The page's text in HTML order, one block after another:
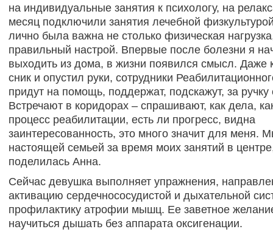
на индивидуальные занятия к психологу, на
месяц подключили занятия лечебной
лично была важна не столько физическая
правильный настрой. Впервые после болезни я
выходить из дома, в жизни появился смысл. Даже
сник и опустил руки, сотрудники
придут на помощь, поддержат, подскажут, за ручку
Встречают в коридорах – спрашивают, как дела,
процесс реабилитации, есть ли прогресс, видна
заинтересованность, это много значит для меня.
настоящей семьей за время моих занятий в
поделилась Анна.
Сейчас девушка выполняет упражнения,
активацию сердечнососудистой и дыхательной
профилактику атрофии мышц. Ее заветное
научиться дышать без аппарата оксигенации.